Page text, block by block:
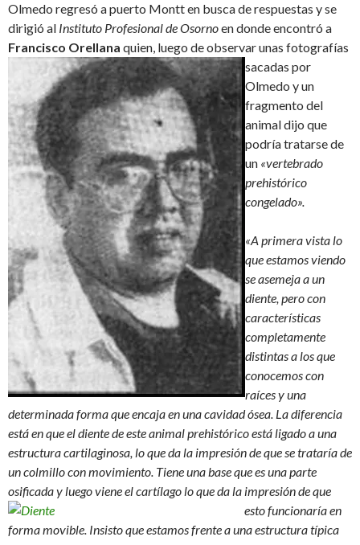
Olmedo regresó a puerto Montt en busca de respuestas y se
dirigió al Instituto Profesional de Osornoen donde encontró a
Francisco Orellana quien, luego de observarunas fotografías
sacadas por
Olmedo y un
fragmento del
animal dijo que
podría tratarse de
un «vertebrado
prehistórico
congelado».
«A primera vista lo
que estamos viendo
se asemeja a un
diente, pero con
características
completamente
distintas a los que
conocemos con
raíces y una
determinada forma que encaja en una cavidad ósea. La diferencia
está en que el diente de este animal prehistórico está ligado a una
estructura cartilaginosa, lo que da la impresión de que se trataría de
un colmillo con movimiento. Tiene una base que es una parte
osificada y luego viene el cartílago lo que da la impresión de que
esto funcionaría en
forma movible. Insisto que estamos frente a una estructura típica